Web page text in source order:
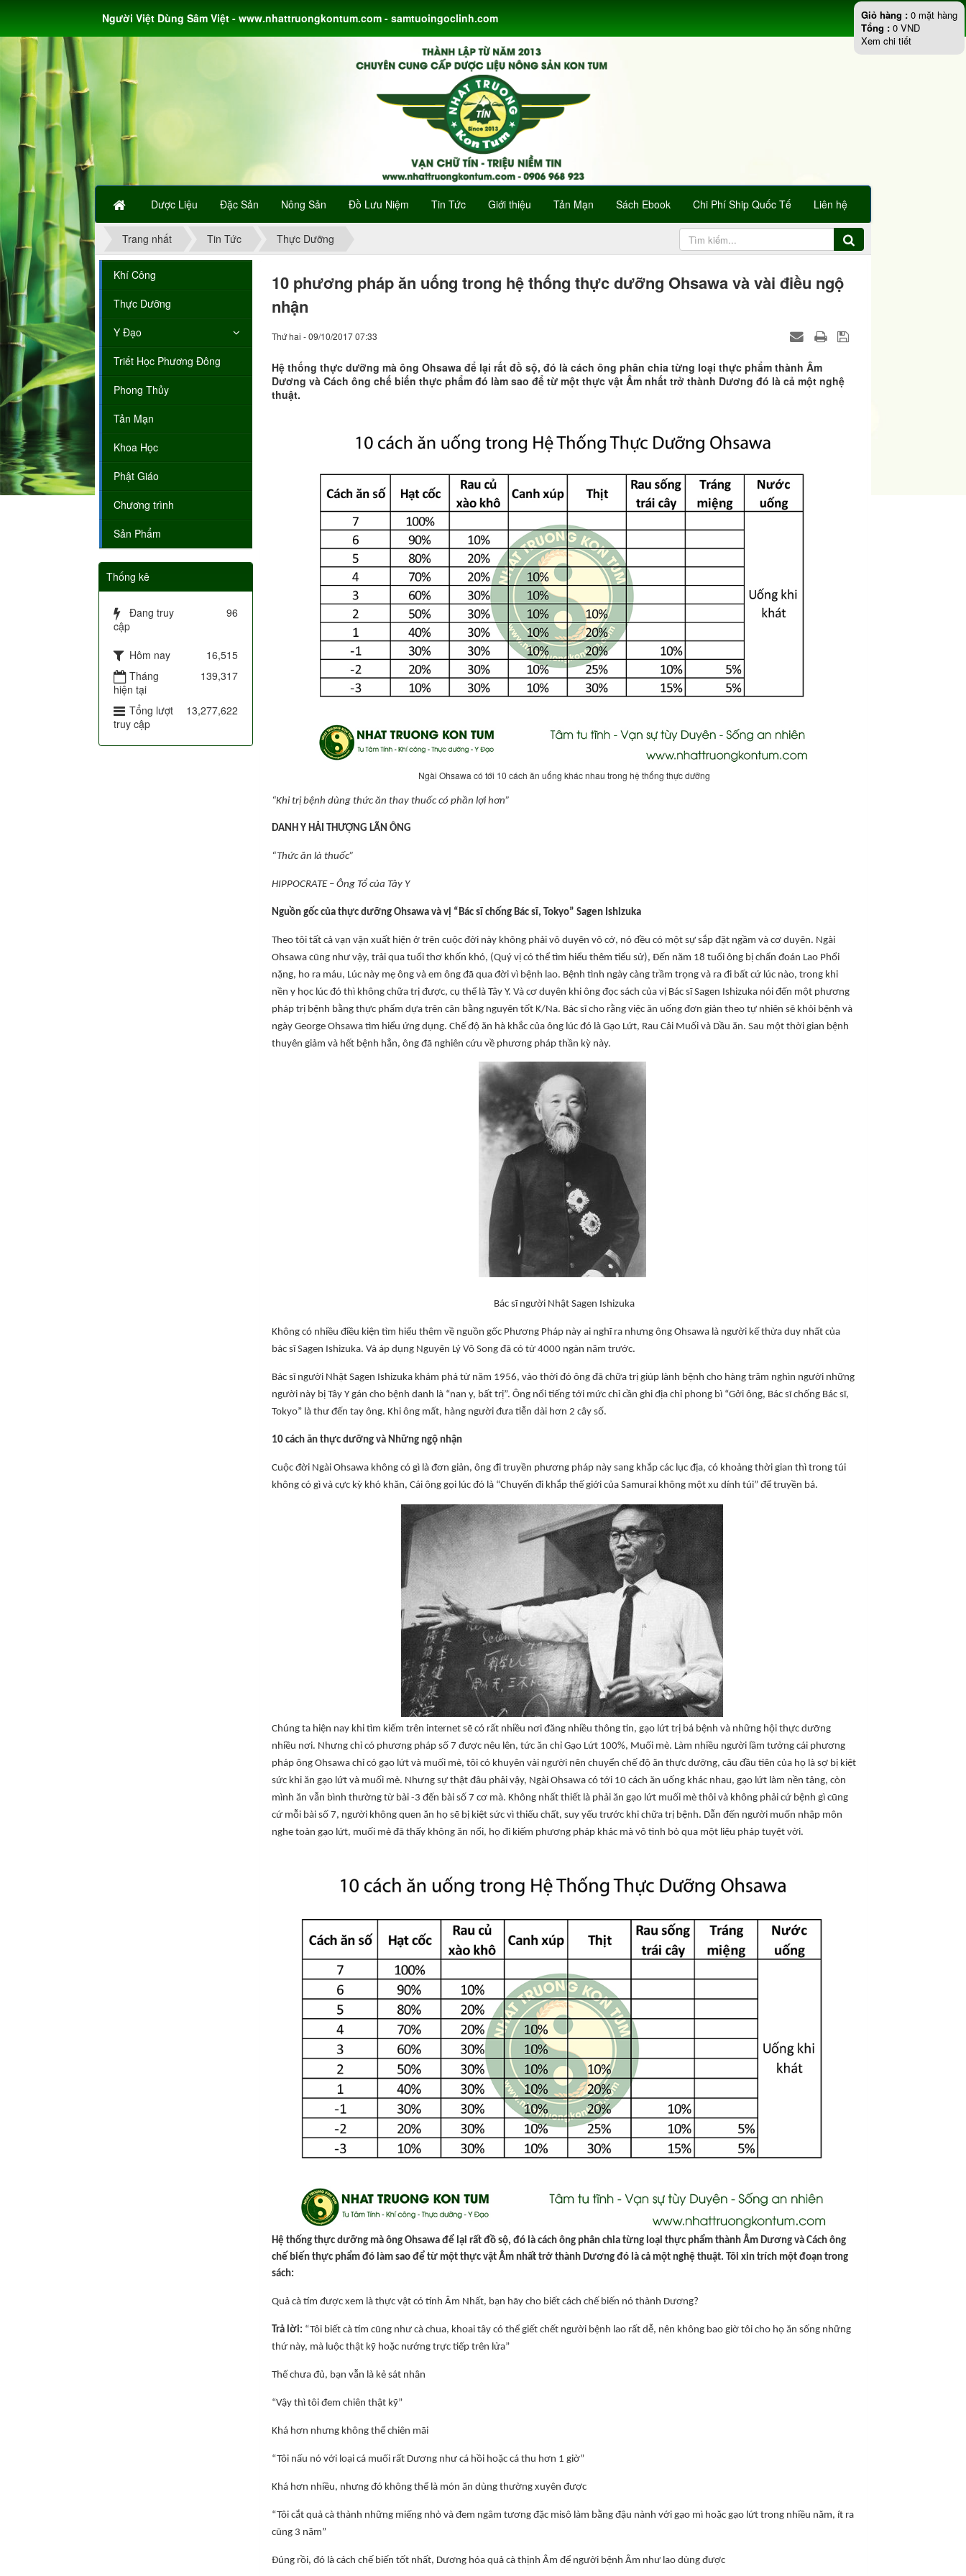
Dược Liệu Đặc Sản Nông Sản Đồ Lưu Niệm Tin Tức Giới thiệu Tản Mạn Sách Ebook Chi Phí Ship Quốc Tế Liên hệ
Người Việt Dùng Sâm Việt - www.nhattruongkontum.com - samtuoingoclinh.com
Trang nhất Tin Tức Thực Dưỡng
10 phương pháp ăn uống trong hệ thống thực dưỡng Ohsawa và vài điều ngộ
nhận
Thứ hai - 09/10/2017 07:33
Hệ thống thực dưỡng mà ông Ohsawa để lại rất đồ sộ, đó là cách ông phân chia từng loại thực phẩm thành Âm
Dương và Cách ông chế biến thực phẩm đó làm sao để từ một thực vật Âm nhất trở thành Dương đó là cả một nghệ
thuật.
Ngài Ohsawa có tới 10 cách ăn uống khác nhau trong hệ thống thực dưỡng
“Khi trị bệnh dùng thức ăn thay thuốc có phần lợi hơn”
DANH Y HẢI THƯỢNG LÃN ÔNG
“Thức ăn là thuốc”
HIPPOCRATE – Ông Tổ của Tây Y
Nguồn gốc của thực dưỡng Ohsawa và vị “Bác sĩ chống Bác sĩ, Tokyo” Sagen Ishizuka
Theo tôi tất cả vạn vận xuất hiện ở trên cuộc đời này không phải vô duyên vô cớ, nó đều có một sự sắp đặt ngầm và cơ duyên. Ngài
Ohsawa cũng như vậy, trải qua tuổi thơ khốn khó, (Quý vị có thể tìm hiểu thêm tiểu sử), Đến năm 18 tuổi ông bị chẩn đoán Lao Phổi
nặng, ho ra máu, Lúc này mẹ ông và em ông đã qua đời vì bệnh lao. Bệnh tình ngày càng trầm trọng và ra đi bất cứ lúc nào, trong khi
nền y học lúc đó thì không chữa trị được, cụ thể là Tây Y. Và cơ duyên khi ông đọc sách của vị Bác sĩ Sagen Ishizuka nói đến một phương
pháp trị bệnh bằng thực phẩm dựa trên cân bằng nguyên tốt K/Na. Bác sĩ cho rằng việc ăn uống đơn giản theo tự nhiên sẽ khỏi bệnh và
ngày George Ohsawa tìm hiểu ứng dụng. Chế độ ăn hà khắc của ông lúc đó là Gạo Lứt, Rau Cải Muối và Dầu ăn. Sau một thời gian bệnh
thuyên giảm và hết bệnh hẳn, ông đã nghiên cứu về phương pháp thần kỳ này.
Bác sĩ người Nhật Sagen Ishizuka
Không có nhiều điều kiện tìm hiểu thêm về nguồn gốc Phương Pháp này ai nghĩ ra nhưng ông Ohsawa là người kế thừa duy nhất của
bác sĩ Sagen Ishizuka. Và áp dụng Nguyên Lý Vô Song đã có từ 4000 ngàn năm trước.
Bác sĩ người Nhật Sagen Ishizuka khám phá từ năm 1956, vào thời đó ông đã chữa trị giúp lành bệnh cho hàng trăm nghìn người những
người này bị Tây Y gán cho bệnh danh là “nan y, bất trị”. Ông nổi tiếng tới mức chỉ cần ghi địa chỉ phong bì “Gởi ông, Bác sĩ chống Bác sĩ,
Tokyo” là thư đến tay ông. Khi ông mất, hàng người đưa tiễn dài hơn 2 cây số.
10 cách ăn thực dưỡng và Những ngộ nhận
Cuộc đời Ngài Ohsawa không có gì là đơn giản, ông đi truyền phương pháp này sang khắp các lục địa, có khoảng thời gian thì trong túi
không có gì và cực kỳ khó khăn, Cái ông gọi lúc đó là “Chuyến đi khắp thế giới của Samurai không một xu dính túi” để truyền bá.
Chúng ta hiện nay khi tìm kiếm trên internet sẽ có rất nhiều nơi đăng nhiều thông tin, gạo lứt trị bá bệnh và những hội thực dưỡng
nhiều nơi. Nhưng chỉ có phương pháp số 7 được nêu lên, tức ăn chỉ Gạo Lứt 100%, Muối mè. Làm nhiều người lầm tưởng cái phương
pháp ông Ohsawa chỉ có gạo lứt và muối mè, tôi có khuyên vài người nên chuyển chế độ ăn thực dưỡng, câu đầu tiên của họ là sợ bị kiệt
sức khi ăn gạo lứt và muối mè. Nhưng sự thật đâu phải vậy, Ngài Ohsawa có tới 10 cách ăn uống khác nhau, gạo lứt làm nền tảng, còn
mình ăn vẫn bình thường từ bài -3 đến bài số 7 cơ mà. Không nhất thiết là phải ăn gạo lứt muối mè thôi và không phải cứ bệnh gì cũng
cứ mỗi bài số 7, người không quen ăn họ sẽ bị kiệt sức vì thiếu chất, suy yếu trước khi chữa trị bệnh. Dẫn đến người muốn nhập môn
nghe toàn gạo lứt, muối mè đã thấy không ăn nổi, họ đi kiếm phương pháp khác mà vô tình bỏ qua một liệu pháp tuyệt vời.
Hệ thống thực dưỡng mà ông Ohsawa để lại rất đồ sộ, đó là cách ông phân chia từng loại thực phẩm thành Âm Dương và Cách ông
chế biến thực phẩm đó làm sao để từ một thực vật Âm nhất trở thành Dương đó là cả một nghệ thuật. Tôi xin trích một đoạn trong
sách:
Quả cà tím được xem là thực vật có tính Âm Nhất, bạn hãy cho biết cách chế biến nó thành Dương?
Trả lời: “Tôi biết cà tím cũng như cà chua, khoai tây có thể giết chết người bệnh lao rất dễ, nên không bao giờ tôi cho họ ăn sống những
thứ này, mà luộc thật kỹ hoặc nướng trực tiếp trên lửa”
Thế chưa đủ, bạn vẫn là kẻ sát nhân
“Vậy thì tôi đem chiên thật kỹ”
Khá hơn nhưng không thể chiên mãi
“Tôi nấu nó với loại cá muối rất Dương như cá hồi hoặc cá thu hơn 1 giờ”
Khá hơn nhiều, nhưng đó không thể là món ăn dùng thường xuyên được
“Tôi cắt quả cà thành những miếng nhỏ và đem ngâm tương đặc misô làm bằng đậu nành với gạo mì hoặc gạo lứt trong nhiều năm, ít ra
cũng 3 năm”
Đúng rồi, đó là cách chế biến tốt nhất, Dương hóa quả cà thịnh Âm để người bệnh Âm như lao dùng được
Khí Công
Thực Dưỡng
Y Đạo
Triết Học Phương Đông
Phong Thủy
Tản Mạn
Khoa Học
Phật Giáo
Chương trình
Sản Phẩm
Thống kê
Đang truy
cập
96
Hôm nay
16,515
Tháng
hiện tại
139,317
Tổng lượt
truy cập
13,277,622
Giỏ hàng : 0 mặt hàng
Tổng : 0 VND
Xem chi tiết